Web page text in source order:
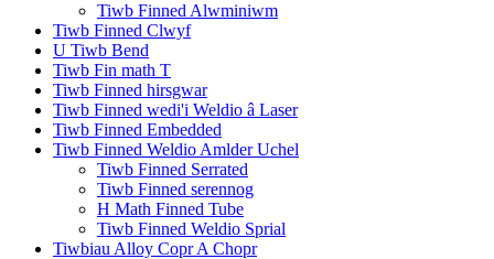
Tiwb Finned Alwminiwm
Tiwb Finned Clwyf
U Tiwb Bend
Tiwb Fin math T
Tiwb Finned hirsgwar
Tiwb Finned wedi'i Weldio â Laser
Tiwb Finned Embedded
Tiwb Finned Weldio Amlder Uchel
Tiwb Finned Serrated
Tiwb Finned serennog
H Math Finned Tube
Tiwb Finned Weldio Sprial
Tiwbiau Alloy Copr A Chopr